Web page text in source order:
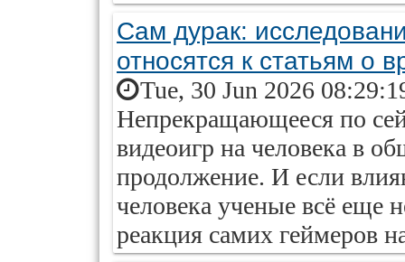
Сам дурак:
относятся к статьям о
Tue, 30 Jun 2026
Непрекращающееся по
видеоигр на человека в
продолжение. И если
человека ученые всё еще
реакция самих геймеров